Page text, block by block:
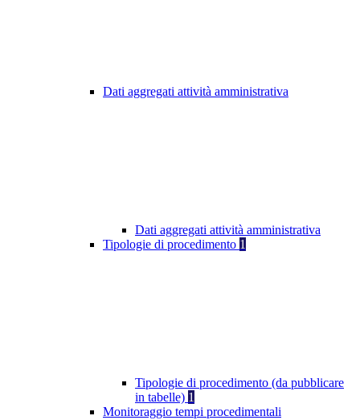
Dati aggregati attività amministrativa
Dati aggregati attività amministrativa
Tipologie di procedimento 1
Tipologie di procedimento (da pubblicare
in tabelle) 1
Monitoraggio tempi procedimentali